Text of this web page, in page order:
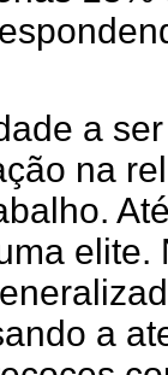
a
na
elite.
a